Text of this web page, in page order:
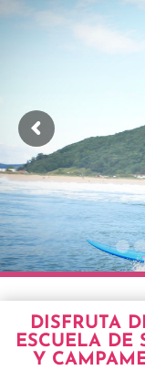
DISFRUTA
ESCUELA DE
Y